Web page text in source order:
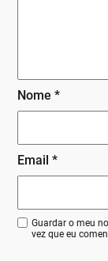
Nome*
Email*
Guardar o meu
vez que eu